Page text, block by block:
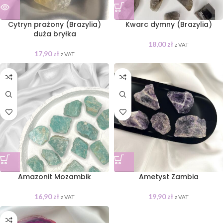
Cytryn prażony (Brazylia)
duża bryłka
17,90zł z VAT
Kwarc dymny (Brazylia)
18,00zł z VAT
Amazonit Mozambik
16,90zł z VAT
Ametyst Zambia
19,90zł z VAT